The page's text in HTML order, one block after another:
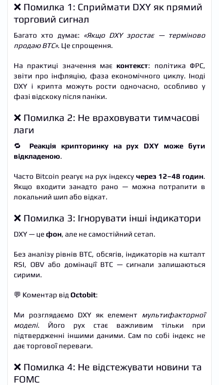
❌ Помилка 1: Сприймати DXY як прямий
торговий сигнал
Багато хто думає: «Якщо DXY зростає — терміново
продаю BTC». Це спрощення.
На практиці значення має контекст: політика ФРС,
звіти про інфляцію, фаза економічного циклу. Іноді
DXY і крипта можуть рости одночасно, особливо у
фазі відскоку після паніки.
❌ Помилка 2: Не враховувати тимчасові
лаги
🔁 Реакція крипторинку на рух DXY може бути
відкладеною.
Часто Bitcoin реагує на рух індексу через 12–48 годин.
Якщо входити занадто рано — можна потрапити в
локальний шип або відкат.
❌ Помилка 3: Ігнорувати інші індикатори
DXY — цефон, але не самостійний сетап.
Без аналізу рівнів BTC, обсягів, індикаторів на кшталт
RSI, OBV або домінації BTC — сигнали залишаються
сирими.
💬 Коментар від Octobit:
Ми розглядаємо DXY як елемент мультифакторної
моделі. Його рух стає важливим тільки при
підтвердженні іншими даними. Сам по собі індекс не
дає торгової переваги.
❌ Помилка 4: Не відстежувати новини та
FOMC